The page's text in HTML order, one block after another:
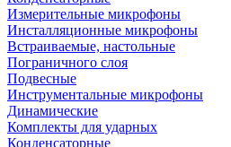
Измерительные микрофоны
Инсталляционные микрофоны
Встраиваемые, настольные
Пограничного слоя
Подвесные
Инструментальные микрофоны
Динамические
Комплекты для ударных
Конденсаторные